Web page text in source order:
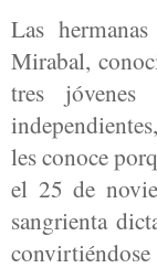
Las
Mirabal,
tres jóvenes
les conoce
el 25 de
sangrienta